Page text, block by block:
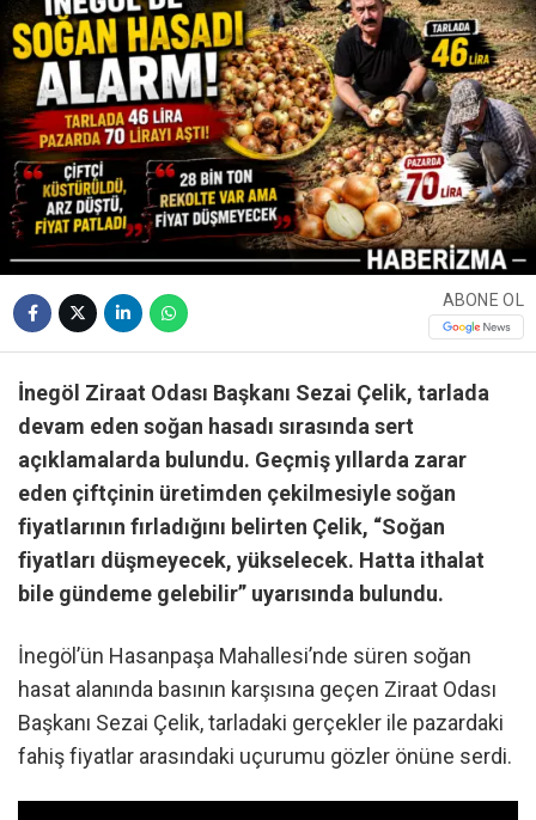
ABONE OL
İnegöl Ziraat Odası Başkanı Sezai Çelik, tarlada
devam eden soğan hasadı sırasında sert
açıklamalarda bulundu. Geçmiş yıllarda zarar
eden çiftçinin üretimden çekilmesiyle soğan
fiyatlarının fırladığını belirten Çelik, “Soğan
fiyatları düşmeyecek, yükselecek. Hatta ithalat
bile gündeme gelebilir” uyarısında bulundu.
İnegöl’ün Hasanpaşa Mahallesi’nde süren soğan
hasat alanında basının karşısına geçen Ziraat Odası
Başkanı Sezai Çelik, tarladaki gerçekler ile pazardaki
fahiş fiyatlar arasındaki uçurumu gözler önüne serdi.